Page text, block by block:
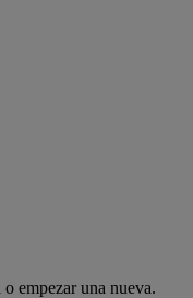
empezar una nueva.